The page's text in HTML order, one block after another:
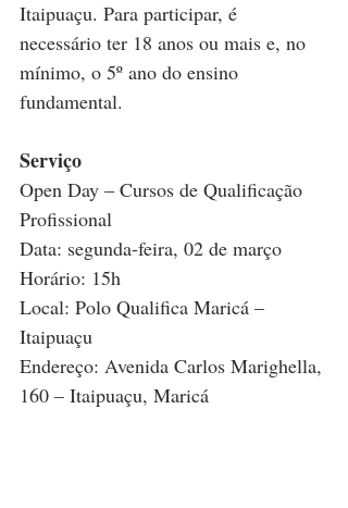
Itaipuaçu. Para participar, é
necessário ter 18 anos ou mais e, no
mínimo, o 5º ano do ensino
fundamental.
Serviço
Open Day – Cursos de Qualificação
Profissional
Data: segunda-feira, 02 de março
Horário: 15h
Local: Polo Qualifica Maricá –
Itaipuaçu
Endereço: Avenida Carlos Marighella,
160 – Itaipuaçu, Maricá